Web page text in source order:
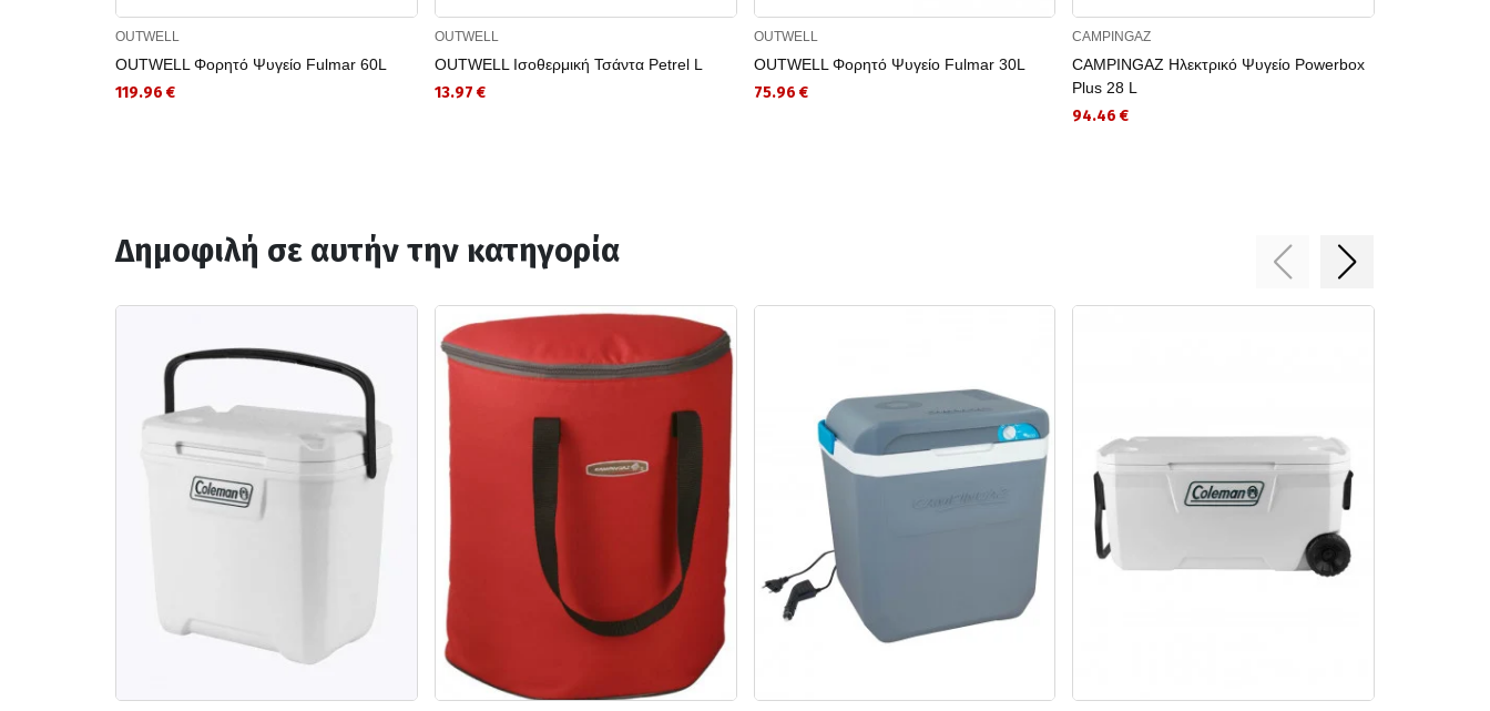
OUTWELL
OUTWELL Φορητό Ψυγείο Fulmar 60L
119.96 €
OUTWELL
OUTWELL Ισοθερμική Τσάντα Petrel L
13.97 €
OUTWELL
OUTWELL Φορητό Ψυγείο Fulmar 30L
75.96 €
CAMPINGAZ
CAMPINGAZ Ηλεκτρικό Ψυγείο Powerbox
Plus 28 L
94.46 €
Δημοφιλή σε αυτήν την κατηγορία